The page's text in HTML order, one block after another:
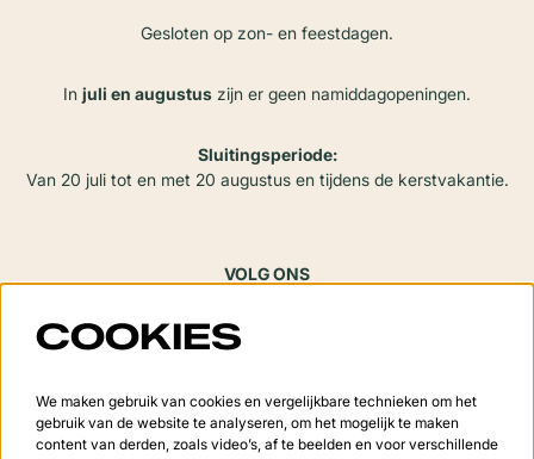
Gesloten op zon- en feestdagen.
In juli en augustus zijn er geen namiddagopeningen.
Sluitingsperiode:
Van 20 juli tot en met 20 augustus en tijdens de kerstvakantie.
VOLG ONS
Meld je aan voor de nieuwsbrief
COOKIES
We maken gebruik van cookies en vergelijkbare technieken om het
gebruik van de website te analyseren, om het mogelijk te maken
content van derden, zoals video’s, af te beelden en voor verschillende